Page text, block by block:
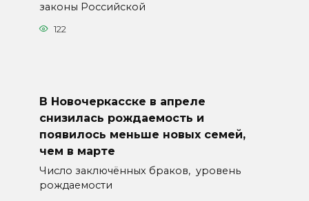
законы Российской
122
В Новочеркасске в апреле
снизилась рождаемость и
появилось меньше новых семей,
чем в марте
Число заключённых браков, уровень
рождаемости